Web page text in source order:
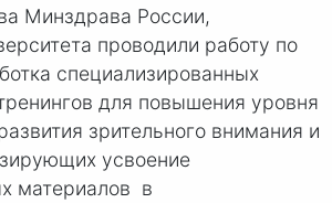
Минздрава России,
проводили работу по
специализированных
для повышения уровня
зрительного внимания и
усвоение
материалов в